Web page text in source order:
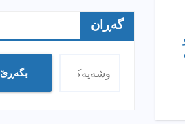
گەڕان
بگەڕێ